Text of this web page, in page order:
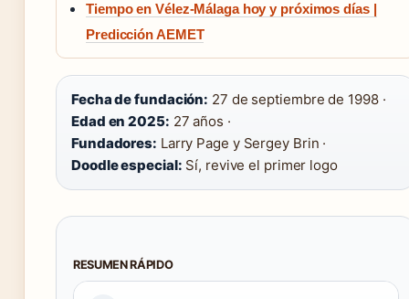
Tiempo en Vélez-Málaga hoy y próximos días |
Predicción AEMET
Fecha de fundación: 27 de septiembre de 1998 ·
Edad en 2025: 27 años ·
Fundadores: Larry Page y Sergey Brin ·
Doodle especial: Sí, revive el primer logo
RESUMEN RÁPIDO